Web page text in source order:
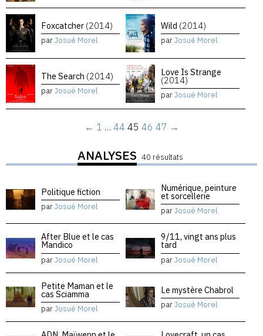
Foxcatcher (2014)
parJosué Morel
Wild (2014)
parJosué Morel
The Search (2014)
parJosué Morel
Love Is Strange
(2014)
parJosué Morel
← 1 … 44 45 46 47 →
ANALYSES 40 résultats
Politique fiction
parJosué Morel
Numérique, peinture
et sorcellerie
parJosué Morel
After Blue et le cas
Mandico
parJosué Morel
9/11, vingt ans plus
tard
parJosué Morel
Petite Maman et le
cas Sciamma
parJosué Morel
Le mystère Chabrol
parJosué Morel